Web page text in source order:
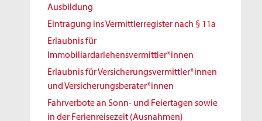
Ausbildung
Eintragung ins Vermittlerregister nach § 11a
Erlaubnis für
Immobiliardarlehensvermittler*innen
Erlaubnis für Versicherungsvermittler*innen
und Versicherungsberater*innen
Fahrverbote an Sonn- und Feiertagen sowie
in der Ferienreisezeit (Ausnahmen)